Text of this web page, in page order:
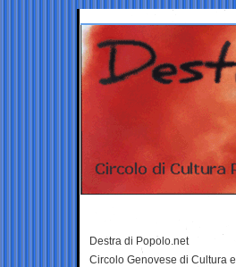
Destra di Popolo.net
Circolo Genovese di Cultura e